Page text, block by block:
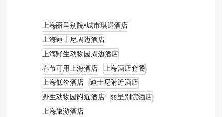
上海丽呈别院•城市琪遇酒店
上海迪士尼周边酒店
上海野生动物园周边酒店
春节可用上海酒店 上海酒店套餐
上海低价酒店 迪士尼附近酒店
野生动物园附近酒店 丽呈别院酒店
上海旅游酒店